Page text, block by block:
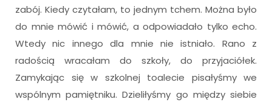
zabój. Kiedy czytałam, to jednym tchem. Można było
do mnie mówić i mówić, a odpowiadało tylko echo.
Wtedy nic innego dla mnie nie istniało. Rano z
radością wracałam do szkoły, do przyjaciółek.
Zamykając się w szkolnej toalecie pisałyśmy we
wspólnym pamiętniku. Dzieliłyśmy go między siebie